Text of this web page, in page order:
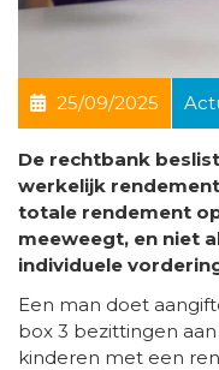
25/09/2025
De rechtbank
werkelijk
totale rendement
meeweegt, en niet
individuele
Een man doet
box 3 bezittingen
kinderen met een